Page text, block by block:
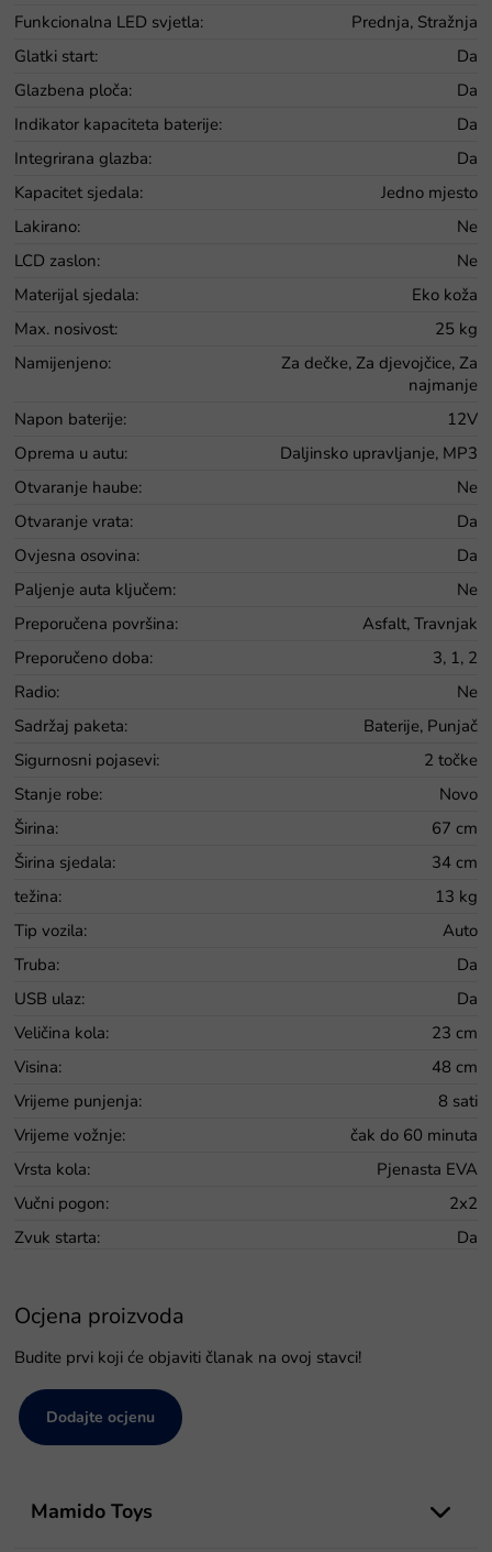
Funkcionalna LED svjetla:
Prednja, Stražnja
Glatki start:
Da
Glazbena ploča:
Da
Indikator kapaciteta baterije:
Da
Integrirana glazba:
Da
Kapacitet sjedala:
Jedno mjesto
Lakirano:
Ne
LCD zaslon:
Ne
Materijal sjedala:
Eko koža
Max. nosivost:
25 kg
Namijenjeno:
Za dečke, Za djevojčice, Za
najmanje
Napon baterije:
12V
Oprema u autu:
Daljinsko upravljanje, MP3
Otvaranje haube:
Ne
Otvaranje vrata:
Da
Ovjesna osovina:
Da
Paljenje auta ključem:
Ne
Preporučena površina:
Asfalt, Travnjak
Preporučeno doba:
3, 1, 2
Radio:
Ne
Sadržaj paketa:
Baterije, Punjač
Sigurnosni pojasevi:
2 točke
Stanje robe:
Novo
Širina:
67 cm
Širina sjedala:
34 cm
težina:
13 kg
Tip vozila:
Auto
Truba:
Da
USB ulaz:
Da
Veličina kola:
23 cm
Visina:
48 cm
Vrijeme punjenja:
8 sati
Vrijeme vožnje:
čak do 60 minuta
Vrsta kola:
Pjenasta EVA
Vučni pogon:
2x2
Zvuk starta: Da
Ocjena proizvoda
Budite prvi koji će objaviti članak na ovoj stavci!
Dodajte ocjenu
Mamido Toys